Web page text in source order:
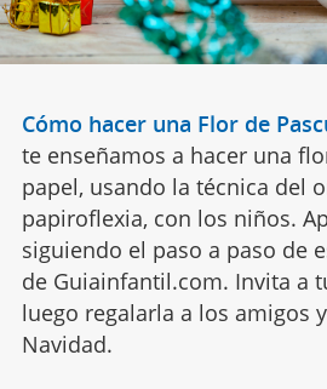
Cómo hacer una Flor de
te enseñamos a hacer una
papel, usando la técnica del
papiroflexia, con los niños.
siguiendo el paso a paso de
de Guiainfantil.com. Invita a
luego regalarla a los amigos
Navidad.